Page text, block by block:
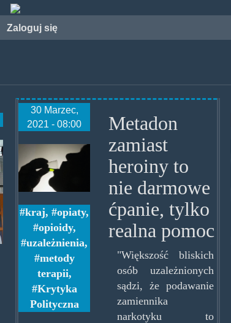
Zaloguj się
30 Marzec,
2021 - 08:00
metadon2.jpg
kraj, opiaty,
opioidy,
uzależnienia,
metody
terapii,
Krytyka
Polityczna
Metadon
zamiast
heroiny to
nie darmowe
ćpanie, tylko
realna pomoc
"Większość bliskich
osób uzależnionych
sądzi, że podawanie
zamiennika
narkotyku to